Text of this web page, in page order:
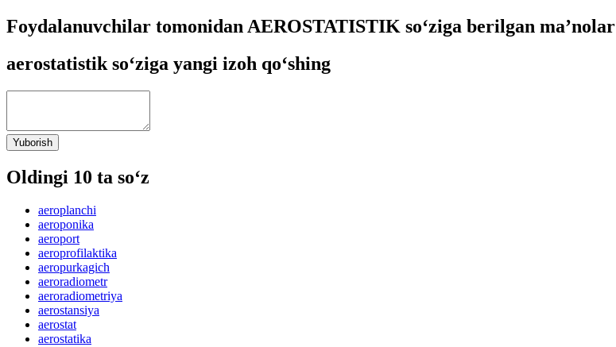
Foydalanuvchilar tomonidan AEROSTATISTIK so‘ziga berilgan ma’nolar
aerostatistik so‘ziga yangi izoh qo‘shing
Yuborish
Oldingi 10 ta so‘z
aeroplanchi
aeroponika
aeroport
aeroprofilaktika
aeropurkagich
aeroradiometr
aeroradiometriya
aerostansiya
aerostat
aerostatika